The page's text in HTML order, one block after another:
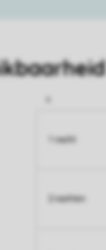
1 nacht
2 nachten